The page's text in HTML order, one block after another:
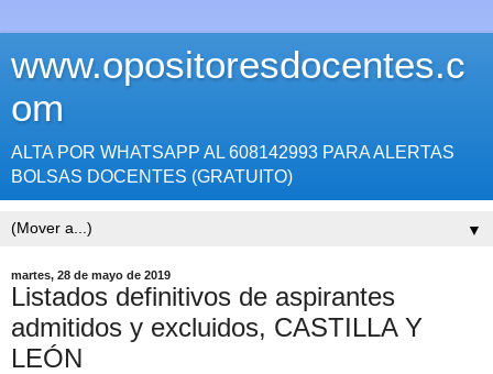
www.opositoresdocentes.c
om
ALTA POR WHATSAPP AL 608142993 PARA ALERTAS
BOLSAS DOCENTES (GRATUITO)
▼
martes, 28 de mayo de 2019
Listados definitivos de aspirantes
admitidos y excluidos, CASTILLA Y
LEÓN